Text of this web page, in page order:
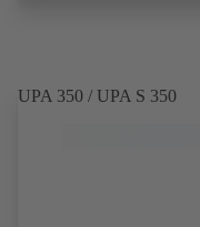
UPA 350 / UPA S 350